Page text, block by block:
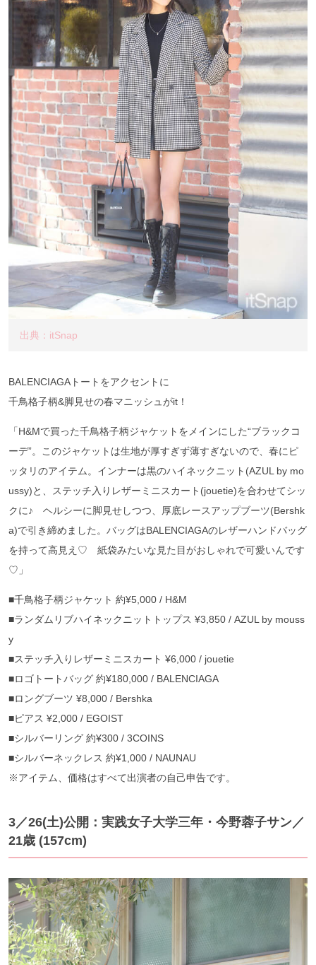
出典：itSnap
BALENCIAGAトートをアクセントに
千鳥格子柄&脚見せの春マニッシュがit！
「H&Mで買った千鳥格子柄ジャケットをメインにした“ブラックコ
ーデ”。このジャケットは生地が厚すぎず薄すぎないので、春にピ
ッタリのアイテム。インナーは黒のハイネックニット(AZUL by mo
ussy)と、ステッチ入りレザーミニスカート(jouetie)を合わせてシッ
クに♪ ヘルシーに脚見せしつつ、厚底レースアップブーツ(Bershk
a)で引き締めました。バッグはBALENCIAGAのレザーハンドバッグ
を持って高見え♡ 紙袋みたいな見た目がおしゃれで可愛いんです
♡」
■千鳥格子柄ジャケット 約¥5,000 / H&M
■ランダムリブハイネックニットトップス ¥3,850 / AZUL by mouss
y
■ステッチ入りレザーミニスカート ¥6,000 / jouetie
■ロゴトートバッグ 約¥180,000 / BALENCIAGA
■ロングブーツ ¥8,000 / Bershka
■ピアス ¥2,000 / EGOIST
■シルバーリング 約¥300 / 3COINS
■シルバーネックレス 約¥1,000 / NAUNAU
※アイテム、価格はすべて出演者の自己申告です。
3／26(土)公開：実践女子大学三年・今野蓉子サン／
21歳 (157cm)